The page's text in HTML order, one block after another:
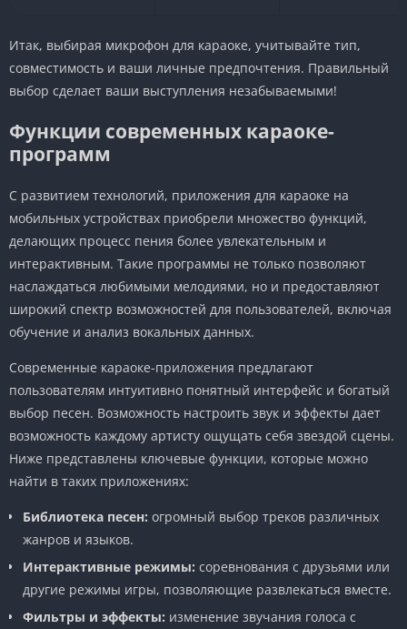
Итак, выбирая микрофон для караоке, учитывайте тип,
совместимость и ваши личные предпочтения. Правильный
выбор сделает ваши выступления незабываемыми!
Функции современных караоке-
программ
С развитием технологий, приложения для караоке на
мобильных устройствах приобрели множество функций,
делающих процесс пения более увлекательным и
интерактивным. Такие программы не только позволяют
наслаждаться любимыми мелодиями, но и предоставляют
широкий спектр возможностей для пользователей, включая
обучение и анализ вокальных данных.
Современные караоке-приложения предлагают
пользователям интуитивно понятный интерфейс и богатый
выбор песен. Возможность настроить звук и эффекты дает
возможность каждому артисту ощущать себя звездой сцены.
Ниже представлены ключевые функции, которые можно
найти в таких приложениях:
Библиотека песен: огромный выбор треков различных
жанров и языков.
Интерактивные режимы: соревнования с друзьями или
другие режимы игры, позволяющие развлекаться вместе.
Фильтры и эффекты: изменение звучания голоса с